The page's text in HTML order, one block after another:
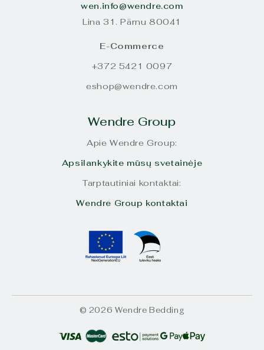
wen.info@wendre.com
Lina 31. Pärnu 80041
E-Commerce
+372 5421 0097
eshop@wendre.com
Wendre Group
Apie Wendre Group:
Apsilankykite mūsų svetainėje
Tarptautiniai kontaktai:
Wendre Group kontaktai
© 2026 Wendre Bedding